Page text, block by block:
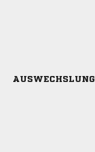
AUSWECHSLUNG